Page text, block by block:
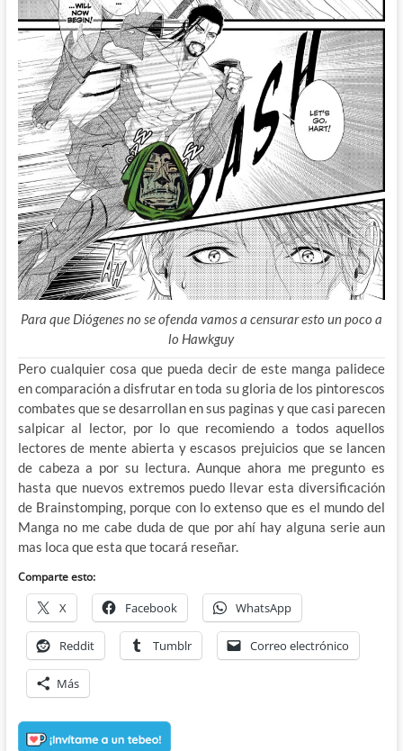
Para que Diógenes no se ofenda vamos a censurar esto un poco a
lo Hawkguy
Pero cualquier cosa que pueda decir de este manga palidece
en comparación a disfrutar en toda su gloria de los pintorescos
combates que se desarrollan en sus paginas y que casi parecen
salpicar al lector, por lo que recomiendo a todos aquellos
lectores de mente abierta y escasos prejuicios que se lancen
de cabeza a por su lectura. Aunque ahora me pregunto es
hasta que nuevos extremos puedo llevar esta diversificación
de Brainstomping, porque con lo extenso que es el mundo del
Manga no me cabe duda de que por ahí hay alguna serie aun
mas loca que esta que tocará reseñar.
Comparte esto:
X Facebook WhatsApp
Reddit Tumblr Correo electrónico
Más